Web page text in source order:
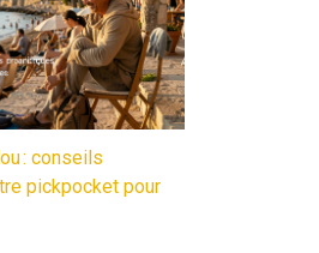
: conseils
pickpocket pour